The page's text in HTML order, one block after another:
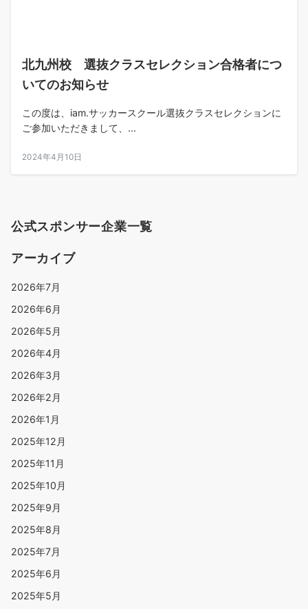
北九州校 選抜クラスセレクション合格者につ
いてのお知らせ
この度は、iam.サッカースクール選抜クラスセレクションに
ご参加いただきまして、...
2024年4月10日
公式スポンサー企業一覧
アーカイブ
2026年7月
2026年6月
2026年5月
2026年4月
2026年3月
2026年2月
2026年1月
2025年12月
2025年11月
2025年10月
2025年9月
2025年8月
2025年7月
2025年6月
2025年5月